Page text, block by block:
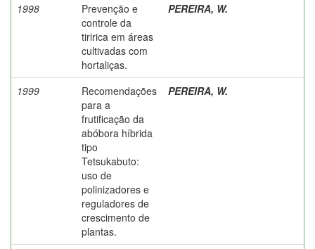
1998
Prevenção e
controle da
tiririca em áreas
cultivadas com
hortaliças.
PEREIRA, W.
1999
Recomendações
para a
frutificação da
abóbora híbrida
tipo
Tetsukabuto:
uso de
polinizadores e
reguladores de
crescimento de
plantas.
PEREIRA, W.